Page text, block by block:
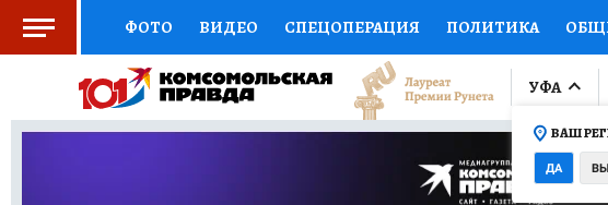
ФОТО ВИДЕО СПЕЦОПЕРАЦИЯ ПОЛИТИКА
СОЦПОДДЕРЖКА НАУКА СПОРТ КОЛУМНИСТЫ
ВЫБОР ЭКСПЕРТОВ ДОКТОР ФИНАНСЫ
ПРОГНОЗЫ НА СПОРТ
УФА
ВАШ
ДА